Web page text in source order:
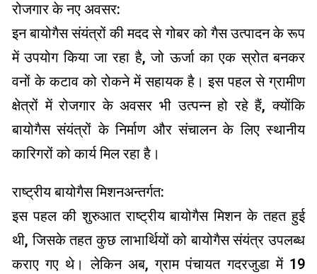
रोजगार के नए अवसर:
इन बायोगैस संयंत्रों की मदद से गोबर को गैस उत्पादन के रूप
में उपयोग किया जा रहा है, जो ऊर्जा का एक स्रोत बनकर
वनों के कटाव को रोकने में सहायक है। इस पहल से ग्रामीण
क्षेत्रों में रोजगार के अवसर भी उत्पन्न हो रहे हैं, क्योंकि
बायोगैस संयंत्रों के निर्माण और संचालन के लिए स्थानीय
कारिगरों को कार्य मिल रहा है।
राष्ट्रीय बायोगैस मिशनअन्तर्गत:
इस पहल की शुरुआत राष्ट्रीय बायोगैस मिशन के तहत हुई
थी, जिसके तहत कुछ लाभार्थियों को बायोगैस संयंत्र उपलब्ध
कराए गए थे। लेकिन अब, ग्राम पंचायत गदरजुडा में 19